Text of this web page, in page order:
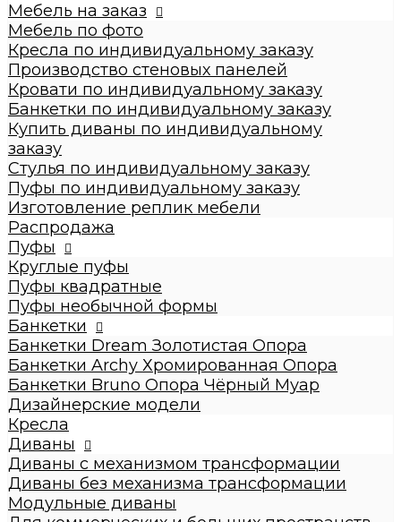
Производство стеновых панелей
Кровати по индивидуальному заказу
Банкетки по индивидуальному заказу
Купить диваны по индивидуальному заказу
Стулья по индивидуальному заказу
Пуфы по индивидуальному заказу
Пуфы
Круглые пуфы
Большие 60x60x50см
Средние 43x43x45см
Малые круглые 35x35x42см
Пуфы квадратные
Dream
Archy
Другие модели (с принтом, букле,
антивандальные, кожзам и т.п.)
Пуфы необычной формы
Банкетки
Банкетки Dream Золотистая Опора
Банкетки Archy Хромированная Опора
Банкетки Bruno Опора Чёрный Муар
Дизайнерские модели
Кресла
Диваны
Диваны с механизмом трансформации
Диваны без механизма трансформации
Мебель на заказ
Мебель по фото
Кресла по индивидуальному заказу
Производство стеновых панелей
Кровати по индивидуальному заказу
Банкетки по индивидуальному заказу
Купить диваны по индивидуальному
заказу
Стулья по индивидуальному заказу
Пуфы по индивидуальному заказу
Изготовление реплик мебели
Распродажа
Пуфы
Круглые пуфы
Пуфы квадратные
Пуфы необычной формы
Банкетки
Банкетки Dream Золотистая Опора
Банкетки Archy Хромированная Опора
Банкетки Bruno Опора Чёрный Муар
Дизайнерские модели
Кресла
Диваны
Диваны с механизмом трансформации
Диваны без механизма трансформации
Модульные диваны